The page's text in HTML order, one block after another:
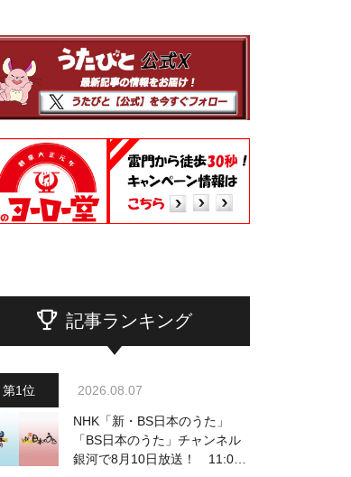
記事ランキング
2026.08.07
NHK「新・BS日本のうた」
「BS日本のうた」チャンネル
銀河で8月10日放送！ 11:00